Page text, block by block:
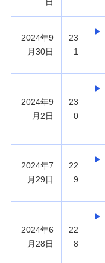
2024年9
月30日
23
1
2024年9
月2日
23
0
2024年7
月29日
22
9
2024年6
月28日
22
8